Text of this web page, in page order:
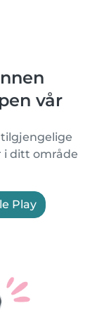
vår
i ditt område
Play